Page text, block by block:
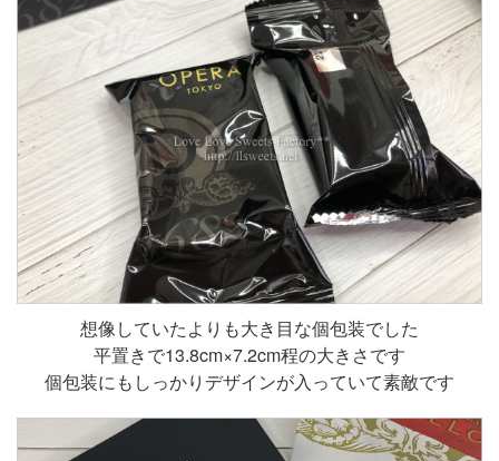
想像していたよりも大き目な個包装でした
平置きで13.8cm×7.2cm程の大きさです
個包装にもしっかりデザインが入っていて素敵です